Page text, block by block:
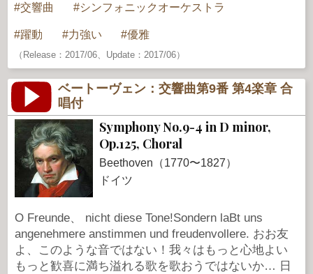
交響曲 シンフォニックオーケストラ
躍動 力強い 優雅
（Release：2017/06、Update：2017/06）
ベートーヴェン：交響曲第9番 第4楽章 合
唱付
Symphony No.9-4 in D minor,
Op.125, Choral
Beethoven（1770〜1827）
ドイツ
O Freunde、 nicht diese Tone!Sondern laBt uns
angenehmere anstimmen und freudenvollere. おお友
よ、このような音ではない！我々はもっと心地よい
もっと歓喜に満ち溢れる歌を歌おうではないか… 日